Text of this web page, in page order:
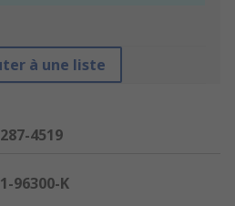
à une liste
287-4519
1-96300-K